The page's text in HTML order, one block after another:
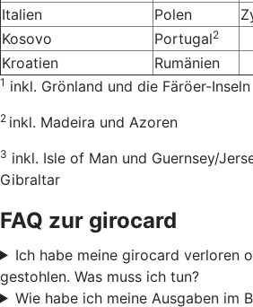
Italien Polen
Kosovo
Portugal2
Kroatien Rumänien
1 inkl. Grönland und die Färöer-Inseln
2 inkl. Madeira und Azoren
3 inkl. Isle of Man und Guernsey/
Gibraltar
FAQ zur girocard
Ich habe meine girocard verloren
gestohlen. Was muss ich tun?
Wie habe ich meine Ausgaben im